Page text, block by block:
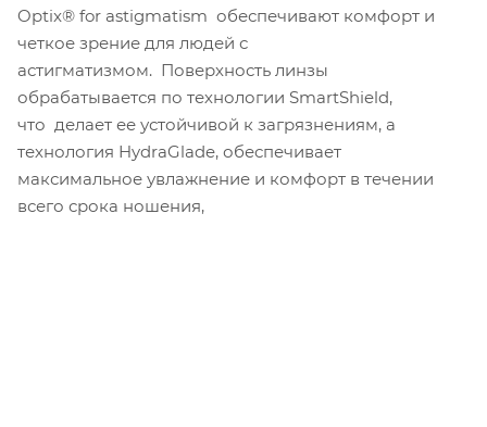
Optix® for astigmatism обеспечивают комфорт и
четкое зрение для людей с
астигматизмом. Поверхность линзы
обрабатывается по технологии SmartShield,
что делает ее устойчивой к загрязнениям, а
технология HydraGlade, обеспечивает
максимальное увлажнение и комфорт в течении
всего срока ношения,